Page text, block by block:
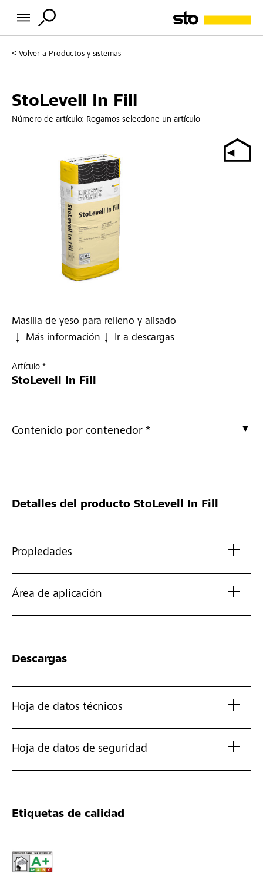
Volver a Productos y sistemas
StoLevell In Fill
Número de artículo: Rogamos seleccione un artículo
Masilla de yeso para relleno y alisado
Más información
Ir a descargas
Artículo *
StoLevell In Fill
Contenido por contenedor *
Detalles del producto StoLevell In Fill
Propiedades
Área de aplicación
Descargas
Hoja de datos técnicos
Hoja de datos de seguridad
Etiquetas de calidad